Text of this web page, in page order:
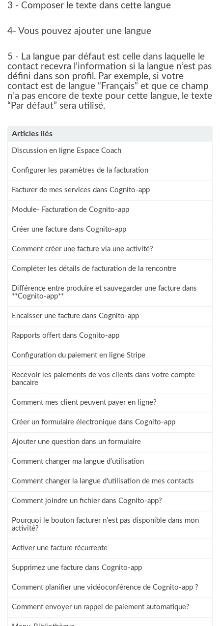
3 - Composer le texte dans cette langue
4- Vous pouvez ajouter une langue
5 - La langue par défaut est celle dans laquelle le
contact recevra l’information si la langue n’est pas
défini dans son profil. Par exemple, si votre
contact est de langue “Français” et que ce champ
n’a pas encore de texte pour cette langue, le texte
“Par défaut” sera utilisé.
Articles liés
Discussion en ligne Espace Coach
Configurer les paramètres de la facturation
Facturer de mes services dans Cognito-app
Module- Facturation de Cognito-app
Créer une facture dans Cognito-app
Comment créer une facture via une activité?
Compléter les détails de facturation de la rencontre
Différence entre produire et sauvegarder une facture dans
**Cognito-app**
Encaisser une facture dans Cognito-app
Rapports offert dans Cognito-app
Configuration du paiement en ligne Stripe
Recevoir les paiements de vos clients dans votre compte
bancaire
Comment mes client peuvent payer en ligne?
Créer un formulaire électronique dans Cognito-app
Ajouter une question dans un formulaire
Comment changer ma langue d'utilisation
Comment changer la langue d'utilisation de mes contacts
Comment joindre un fichier dans Cognito-app?
Pourquoi le bouton facturer n'est pas disponible dans mon
activité?
Activer une facture récurrente
Supprimez une facture dans Cognito-app
Comment planifier une vidéoconférence de Cognito-app ?
Comment envoyer un rappel de paiement automatique?